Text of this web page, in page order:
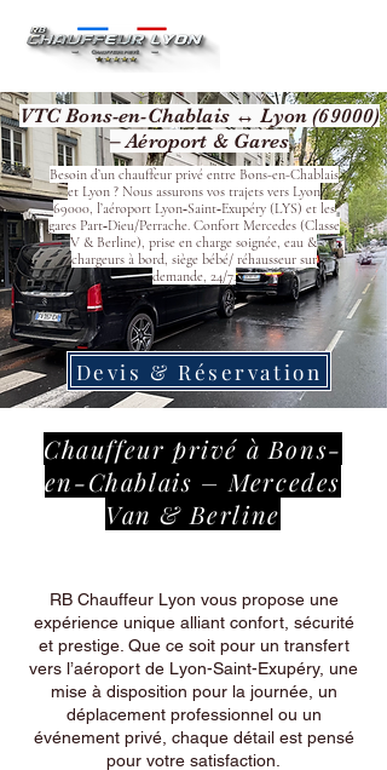
VTC Bons-en-Chablais ↔ Lyon (69000)
– Aéroport & Gares
Besoin d’un chauffeur privé entre Bons-en-Chablais
et Lyon ? Nous assurons vos trajets vers Lyon
69000, l’aéroport Lyon‑Saint‑Exupéry (LYS) et les
gares Part‑Dieu/Perrache. Confort Mercedes (Classe
V & Berline), prise en charge soignée, eau &
chargeurs à bord, siège bébé/ réhausseur sur
demande, 24/7.
Devis & Réservation
Chauffeur privé à Bons-
en-Chablais – Mercedes
Van & Berline
RB Chauffeur Lyon vous propose une
expérience unique alliant confort, sécurité
et prestige. Que ce soit pour un transfert
vers l’aéroport de Lyon-Saint-Exupéry, une
mise à disposition pour la journée, un
déplacement professionnel ou un
événement privé, chaque détail est pensé
pour votre satisfaction.